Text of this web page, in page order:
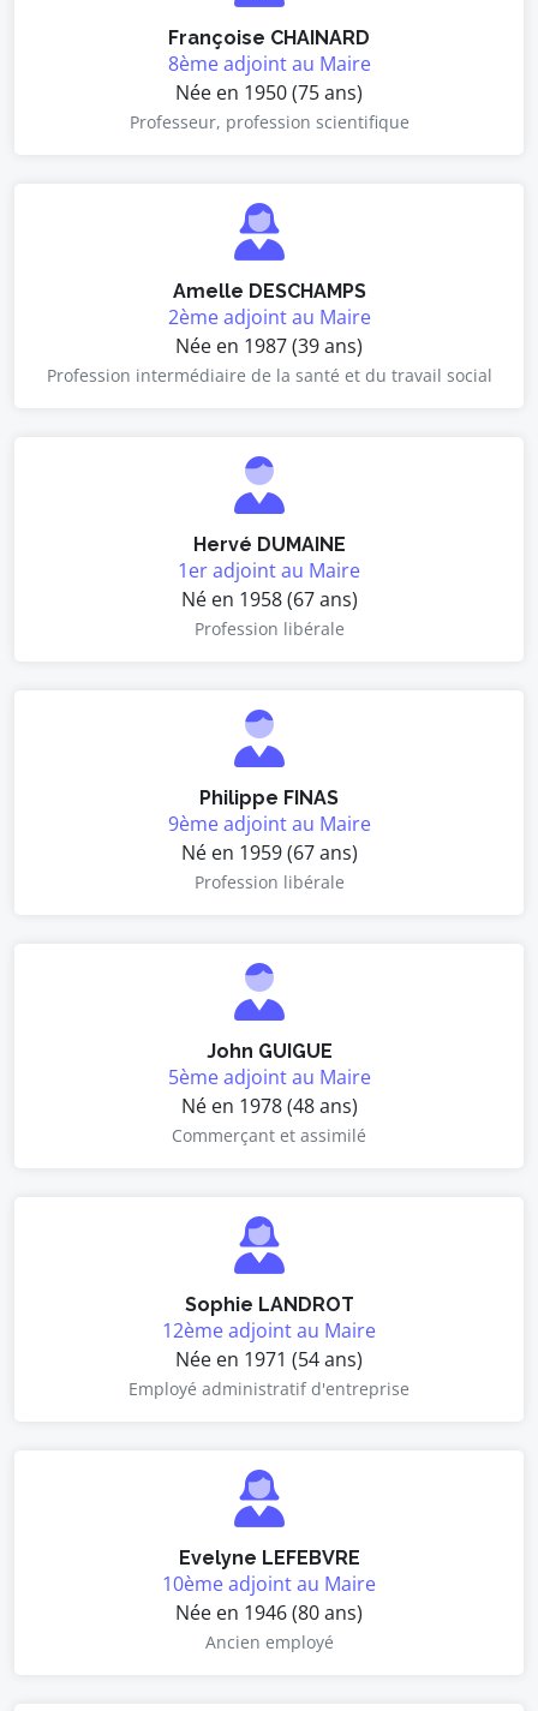
Françoise CHAINARD
8ème adjoint au Maire
Née en 1950 (75 ans)
Professeur, profession scientifique
Amelle DESCHAMPS
2ème adjoint au Maire
Née en 1987 (39 ans)
Profession intermédiaire de la santé et du travail social
Hervé DUMAINE
1er adjoint au Maire
Né en 1958 (67 ans)
Profession libérale
Philippe FINAS
9ème adjoint au Maire
Né en 1959 (67 ans)
Profession libérale
John GUIGUE
5ème adjoint au Maire
Né en 1978 (48 ans)
Commerçant et assimilé
Sophie LANDROT
12ème adjoint au Maire
Née en 1971 (54 ans)
Employé administratif d'entreprise
Evelyne LEFEBVRE
10ème adjoint au Maire
Née en 1946 (80 ans)
Ancien employé